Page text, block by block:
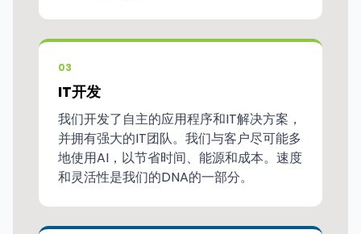
03
IT开发
我们开发了自主的应用程序和IT解决方案，
并拥有强大的IT团队。我们与客户尽可能多
地使用AI，以节省时间、能源和成本。速度
和灵活性是我们的DNA的一部分。